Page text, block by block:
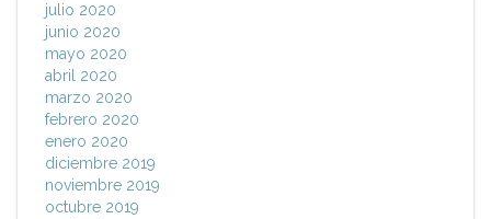
julio 2020
junio 2020
mayo 2020
abril 2020
marzo 2020
febrero 2020
enero 2020
diciembre 2019
noviembre 2019
octubre 2019